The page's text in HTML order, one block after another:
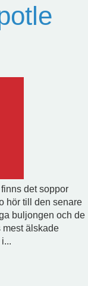
det soppor
hör till den senare
buljongen och de
mest älskade